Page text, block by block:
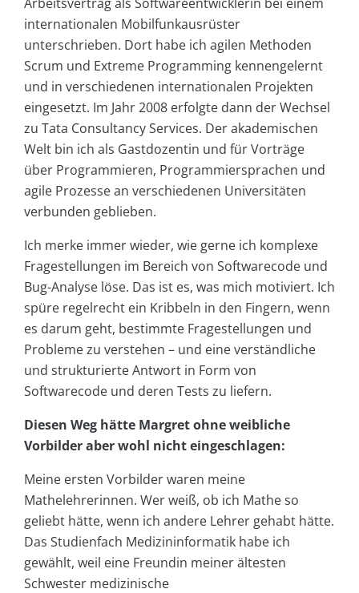
internationalen Mobilfunkausrüster
unterschrieben. Dort habe ich agilen Methoden
Scrum und Extreme Programming kennengelernt
und in verschiedenen internationalen Projekten
eingesetzt. Im Jahr 2008 erfolgte dann der Wechsel
zu Tata Consultancy Services. Der akademischen
Welt bin ich als Gastdozentin und für Vorträge
über Programmieren, Programmiersprachen und
agile Prozesse an verschiedenen Universitäten
verbunden geblieben.
Ich merke immer wieder, wie gerne ich komplexe
Fragestellungen im Bereich von Softwarecode und
Bug-Analyse löse. Das ist es, was mich motiviert. Ich
spüre regelrecht ein Kribbeln in den Fingern, wenn
es darum geht, bestimmte Fragestellungen und
Probleme zu verstehen – und eine verständliche
und strukturierte Antwort in Form von
Softwarecode und deren Tests zu liefern.
Diesen Weg hätte Margret ohne weibliche
Vorbilder aber wohl nicht eingeschlagen:
Meine ersten Vorbilder waren meine
Mathelehrerinnen. Wer weiß, ob ich Mathe so
geliebt hätte, wenn ich andere Lehrer gehabt hätte.
Das Studienfach Medizininformatik habe ich
gewählt, weil eine Freundin meiner ältesten
Schwester medizinische